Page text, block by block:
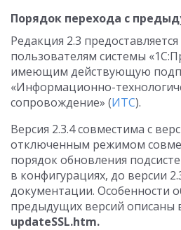
Порядок перехода с
Редакция 2.3
пользователям системы
имеющим действующую
«Информационно-
сопровождение» (ИТС).
Версия 2.3.4 совместима с
отключенным режимом
порядок обновления
в конфигурациях, до версии
документации. Особенности
предыдущих версий описаны
updateSSL.htm.